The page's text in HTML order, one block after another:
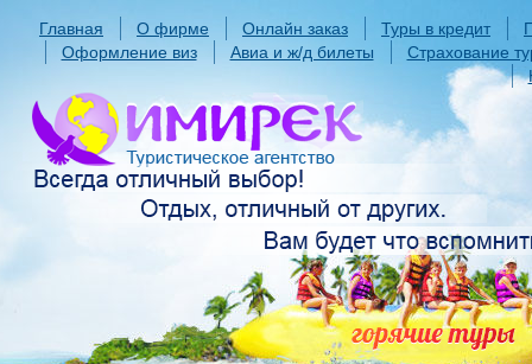
Главная О фирме Онлайн заказ Туры в кредит
Оформление виз
Авиа и ж/д билеты
Страхование